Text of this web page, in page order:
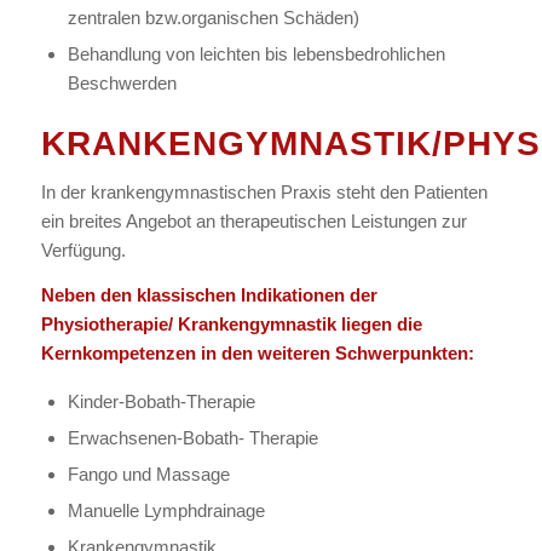
zentralen bzw.organischen Schäden)
Behandlung von leichten bis lebensbedrohlichen
Beschwerden
KRANKENGYMNASTIK/
In der krankengymnastischen Praxis steht den Patienten
ein breites Angebot an therapeutischen Leistungen zur
Verfügung.
Neben den klassischen Indikationen der
Physiotherapie/ Krankengymnastik liegen die
Kernkompetenzen in den weiteren Schwerpunkten:
Kinder-Bobath-Therapie
Erwachsenen-Bobath- Therapie
Fango und Massage
Manuelle Lymphdrainage
Krankengymnastik